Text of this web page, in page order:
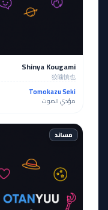
Shinya Kougami
狡噛慎也
Tomokazu Seki
مؤدي الصوت
مساند